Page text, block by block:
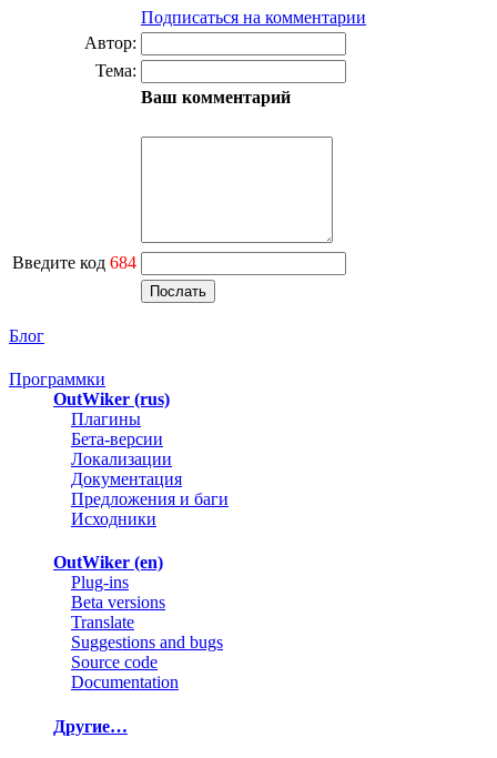
Подписаться на комментарии
Автор:
Тема:
Ваш комментарий
Введите код 684
Блог
Программки
OutWiker (rus)
Плагины
Бета-версии
Локализации
Документация
Предложения и баги
Исходники
OutWiker (en)
Plug-ins
Beta versions
Translate
Suggestions and bugs
Source code
Documentation
Другие…